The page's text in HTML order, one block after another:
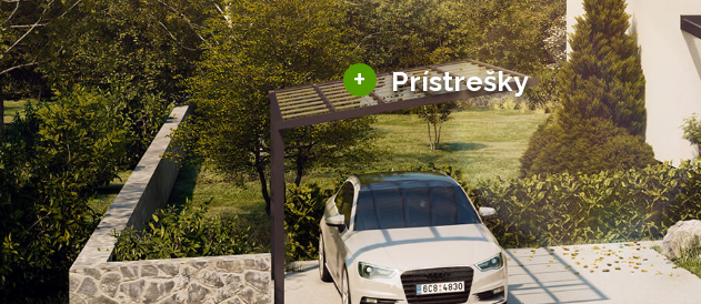
+ Prístrešky
Hliníkové prístrešky
Solárne prístrešky pre auto